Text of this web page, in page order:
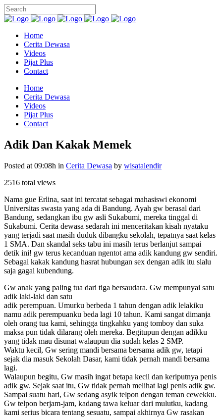
Home
Cerita Dewasa
Videos
Pijat Plus
Contact
Home
Cerita Dewasa
Videos
Pijat Plus
Contact
Adik Dan Kakak Memek
Posted at 09:08h in Cerita Dewasa by wisatalendir
2516 total views
Nama gue Erlina, saat ini tercatat sebagai mahasiswi ekonomi
Universitas swasta yang ada di Bandung. Ayah gw berasal dari
Bandung, sedangkan ibu gw asli Sukabumi, mereka tinggal di
Sukabumi. Cerita dewasa sedarah ini menceritakan kisah nyataku
yang terjadi saat masih duduk dibangku sekolah, tepatnya saat kelas
1 SMA. Dan skandal seks tabu ini masih terus berlanjut sampai
detik ini! gw terus kecanduan ngentot ama adik kandung gw sendiri.
Sebagai kakak kandung hasrat hubungan sex dengan adik itu slalu
saja gagal kubendung.
Gw anak yang paling tua dari tiga bersaudara. Gw mempunyai satu
adik laki-laki dan satu
adik perempuan. Umurku berbeda 1 tahun dengan adik lelakiku
namu adik perempuanku beda lagi 10 tahun. Kami sangat dimanja
oleh orang tua kami, sehingga tingkahku yang tomboy dan suka
maksa pun tidak dilarang oleh mereka. Begitupun dengan adikku
yang tidak mau disunat walaupun dia sudah kelas 2 SMP.
Waktu kecil, Gw sering mandi bersama bersama adik gw, tetapi
sejak dia masuk Sekolah Dasar, kami tidak pernah mandi bersama
lagi.
Walaupun begitu, Gw masih ingat betapa kecil dan keriputnya penis
adik gw. Sejak saat itu, Gw tidak pernah melihat lagi penis adik gw.
Sampai suatu hari, Gw sedang asyik telpon dengan teman cewekku.
Gw telpon berjam-jam, kadang tawa keluar dari mulutku, kadang
kami serius bicara tentang sesuatu, sampai akhirnya Gw rasakan